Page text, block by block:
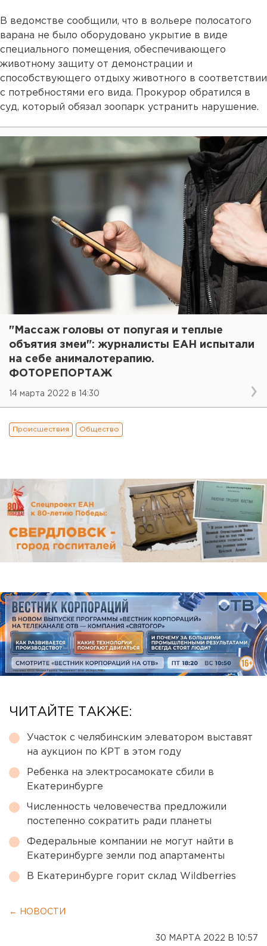
В ведомстве сообщили, что в вольере полосатого
варана не было оборудовано укрытие в виде
специального помещения, обеспечивающего
животному защиту от демонстрации и
способствующего отдыху животного в соответствии
с потребностями его вида. Прокурор обратился в
суд, который обязал зоопарк устранить нарушение.
"Массаж головы от попугая и теплые
объятия змеи": журналисты ЕАН испытали
на себе анималотерапию.
ФОТОРЕПОРТАЖ
14 марта 2022 в 14:30
Происшествия Общество
ЧИТАЙТЕ ТАКЖЕ:
Участок с челябинским элеватором выставят
на аукцион по КРТ в этом году
Ребенка на электросамокате сбили в
Екатеринбурге
Численность человечества предложили
постепенно сократить ради планеты
Федеральные компании не могут найти в
Екатеринбурге земли под апартаменты
В Екатеринбурге горит склад Wildberries
← НОВОСТИ
30 МАРТА 2022 В 10:57